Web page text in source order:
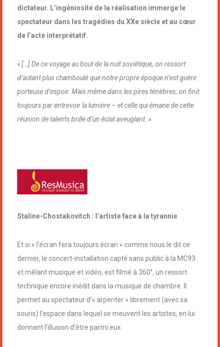
dictateur. L’ingéniosité de la réalisation immerge le
spectateur dans les tragédies du XXe siècle et au cœur
de l’acte interprétatif.
« […] De ce voyage au bout de la nuit soviétique, on ressort
d’autant plus chamboulé que notre propre époque n’est guère
porteuse d’espoir. Mais même dans les pires ténèbres, on finit
toujours par entrevoir la lumière – et celle qui émane de cette
réunion de talents brille d’un éclat aveuglant. »
Staline-Chostakovitch : l’artiste face à la tyrannie
Et si « l’écran fera toujours écran » comme nous le dit ce
dernier, le concert-installation capté sans public à la MC93
et mêlant musique et vidéo, est filmé à 360°, un ressort
technique encore inédit dans la musique de chambre. Il
permet au spectateur d’« arpenter » librement (avec sa
souris) l’espace dans lequel se meuvent les artistes, en lui
donnant l’illusion d’être parmi eux.